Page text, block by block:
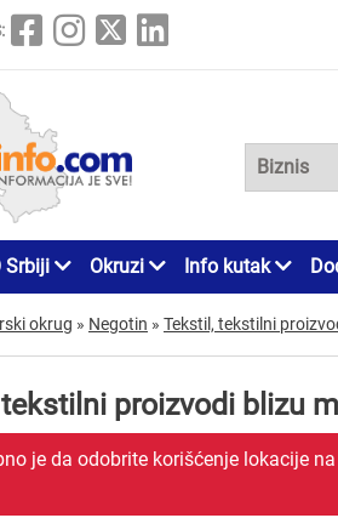
Srbiji Okruzi Info kutak
okrug » Negotin » Tekstil, tekstilni
proizvodi blizu
je da odobrite korišćenje lokacije